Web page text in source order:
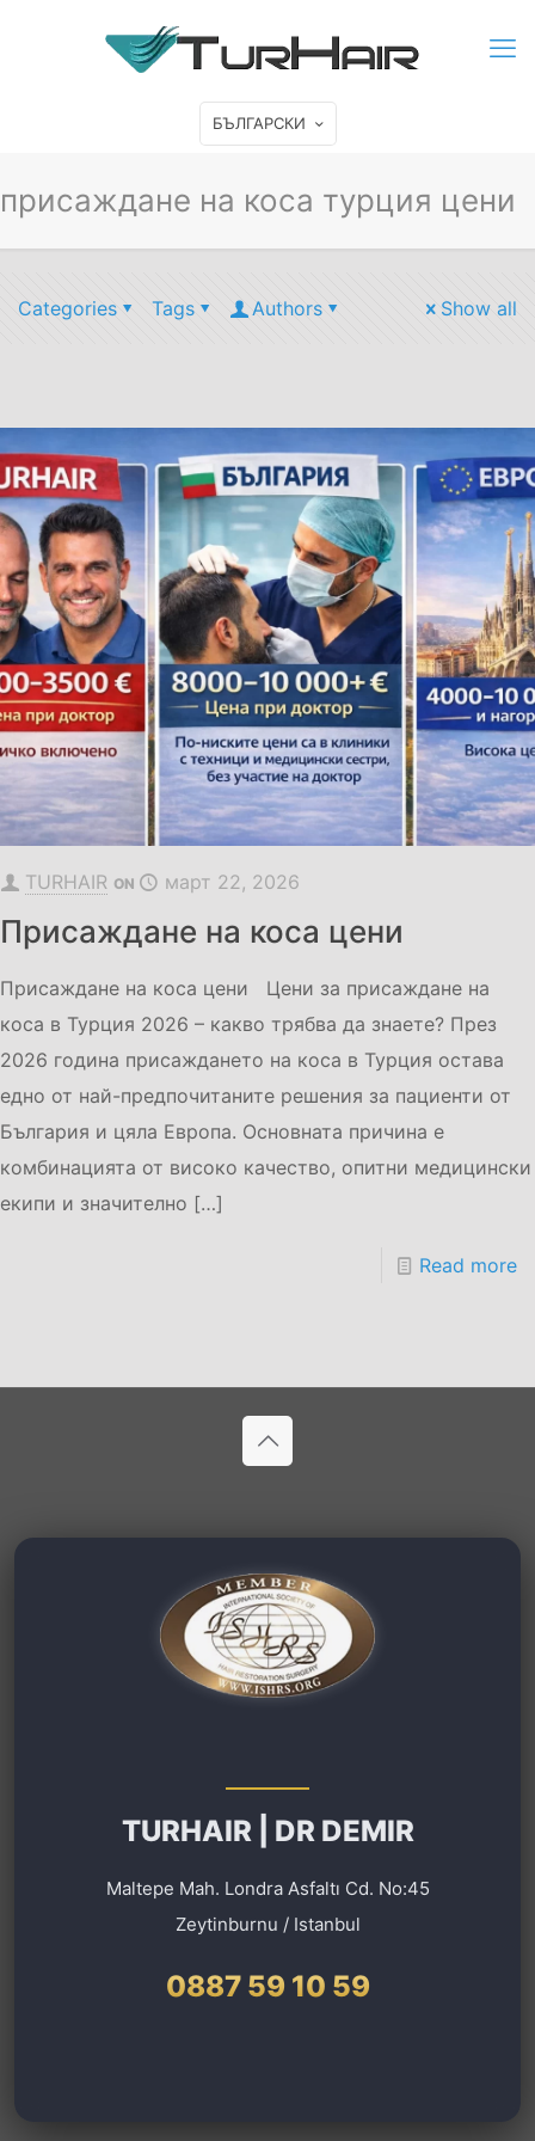
БЪЛГАРСКИ
присаждане на коса турция цени
Categories Tags Authors Show all
TURHAIR ON март 22, 2026
Присаждане на коса цени
Присаждане на коса цени Цени за присаждане на
коса в Турция 2026 – какво трябва да знаете? През
2026 година присаждането на коса в Турция остава
едно от най-предпочитаните решения за пациенти от
България и цяла Европа. Основната причина е
комбинацията от високо качество, опитни медицински
екипи и значително […]
Read more
TURHAIR | DR DEMIR
Maltepe Mah. Londra Asfaltı Cd. No:45
Zeytinburnu / Istanbul
0887 59 10 59